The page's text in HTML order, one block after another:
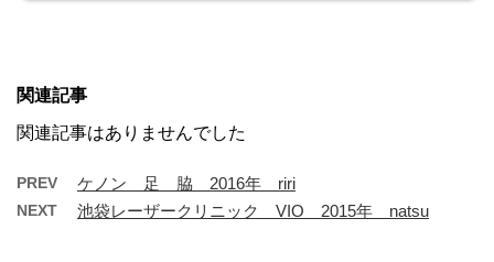
関連記事
関連記事はありませんでした
PREV ケノン 足 脇 2016年 riri
NEXT 池袋レーザークリニック VIO 2015年 natsu